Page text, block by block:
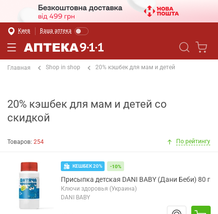
Киев Ваша аптека
Главная Shop in shop 20% кэшбек для мам и детей
20% кэшбек для мам и детей со
скидкой
Товаров: 254 По рейтингу
КЕШБЕК 20% -10%
Присыпка детская DANI BABY (Дани Беби) 80 г
Ключи здоровья (Украина)
DANI BABY